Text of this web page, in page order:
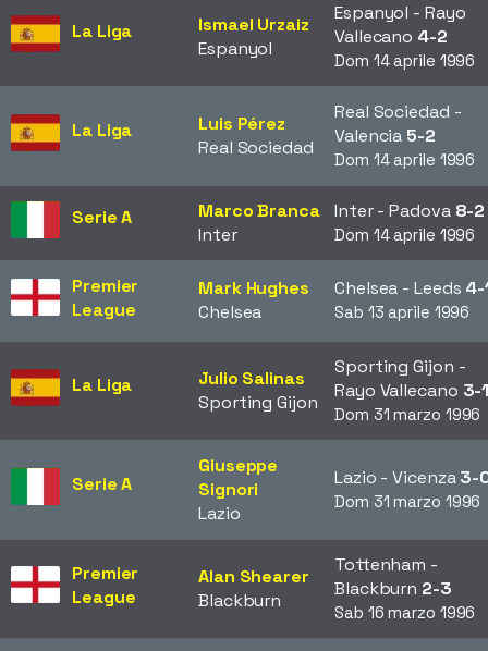
La Liga
Ismael Urzaiz
Espanyol
Espanyol - Rayo
Vallecano 4-2
Dom 14 aprile 1996
La Liga
Luis Pérez
Real Sociedad
Real Sociedad -
Valencia 5-2
Dom 14 aprile 1996
Serie A
Marco Branca
Inter
Inter - Padova 8-2
Dom 14 aprile 1996
Premier
League
Mark Hughes
Chelsea
Chelsea - Leeds 4-
Sab 13 aprile 1996
La Liga
Julio Salinas
Sporting Gijon
Sporting Gijon -
Rayo Vallecano 3-
Dom 31 marzo 1996
Serie A
Giuseppe
Signori
Lazio
Lazio - Vicenza3-
Dom 31 marzo 1996
Premier
League
Alan Shearer
Blackburn
Tottenham -
Blackburn 2-3
Sab 16 marzo 1996